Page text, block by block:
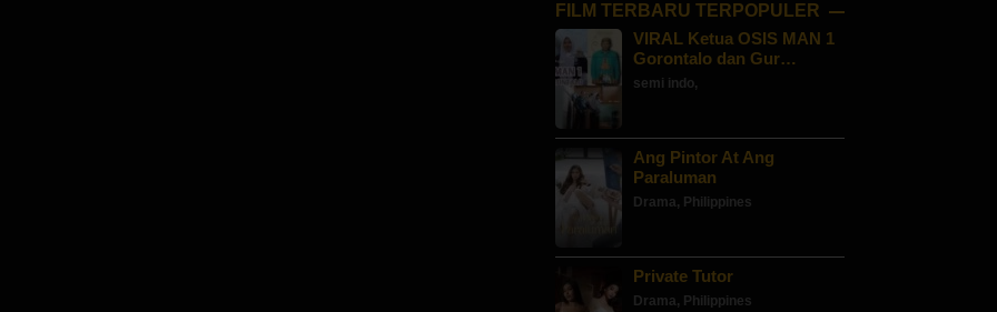
FILM TERBARU TERPOPULER
VIRAL Ketua OSIS MAN 1
Gorontalo dan Gur…
semi indo,
Ang Pintor At Ang
Paraluman
Drama, Philippines
Private Tutor
Drama, Philippines